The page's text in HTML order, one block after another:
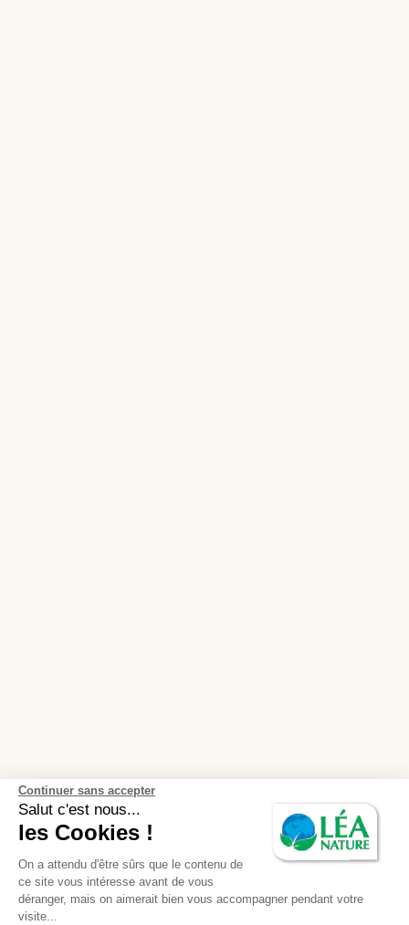
Continuer sans accepter
Salut c'est nous...
les Cookies !
On a attendu d'être sûrs que le contenu de
ce site vous intéresse avant de vous
déranger, mais on aimerait bien vous accompagner pendant votre
visite...